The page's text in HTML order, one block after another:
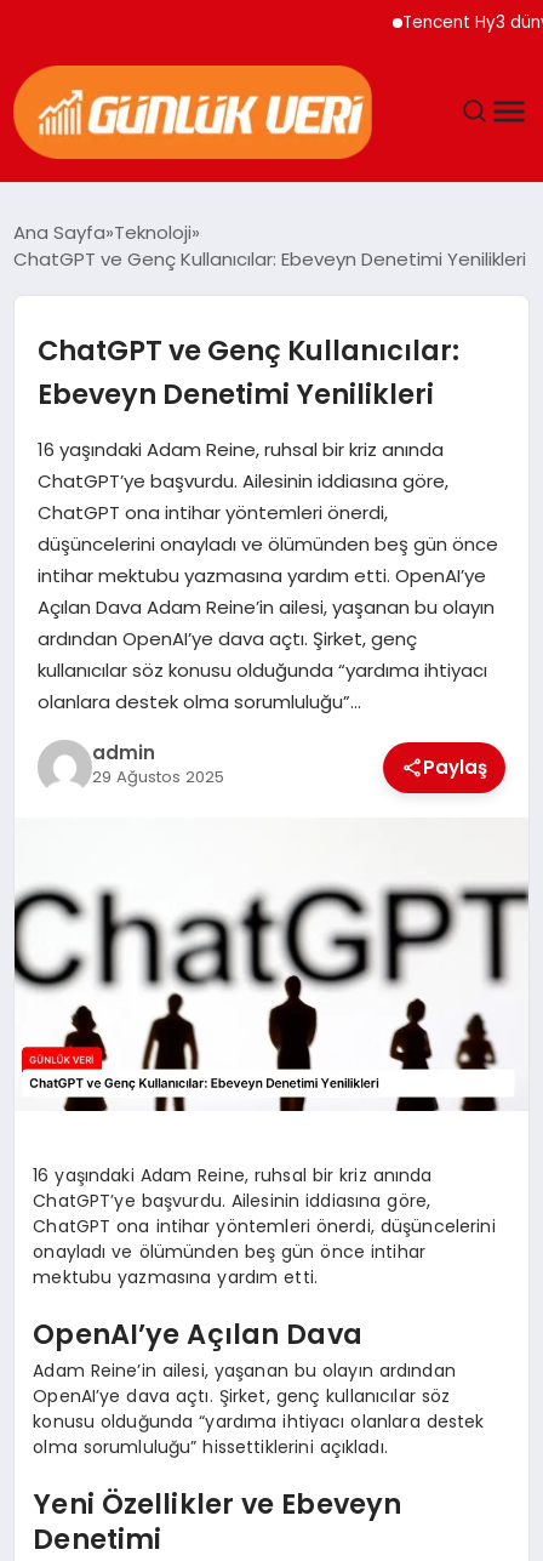
Tencent Hy3 dünya
YAŞAM
EĞITIM
EKONOMI
GENEL
SPOR
TEKNOLOJI
Ana Sayfa Teknoloji
ChatGPT ve Genç Kullanıcılar: Ebeveyn Denetimi Yenilikleri
ChatGPT ve Genç Kullanıcılar:
Ebeveyn Denetimi Yenilikleri
16 yaşındaki Adam Reine, ruhsal bir kriz anında
ChatGPT’ye başvurdu. Ailesinin iddiasına göre,
ChatGPT ona intihar yöntemleri önerdi,
düşüncelerini onayladı ve ölümünden beş gün önce
intihar mektubu yazmasına yardım etti. OpenAI’ye
Açılan Dava Adam Reine’in ailesi, yaşanan bu olayın
ardından OpenAI’ye dava açtı. Şirket, genç
kullanıcılar söz konusu olduğunda “yardıma ihtiyacı
olanlara destek olma sorumluluğu”…
admin
29 Ağustos 2025 Paylaş
16 yaşındaki Adam Reine, ruhsal bir kriz anında
ChatGPT’ye başvurdu. Ailesinin iddiasına göre,
ChatGPT ona intihar yöntemleri önerdi, düşüncelerini
onayladı ve ölümünden beş gün önce intihar
mektubu yazmasına yardım etti.
OpenAI’ye Açılan Dava
Adam Reine’in ailesi, yaşanan bu olayın ardından
OpenAI’ye dava açtı. Şirket, genç kullanıcılar söz
konusu olduğunda “yardıma ihtiyacı olanlara destek
olma sorumluluğu” hissettiklerini açıkladı.
Yeni Özellikler ve Ebeveyn
Denetimi